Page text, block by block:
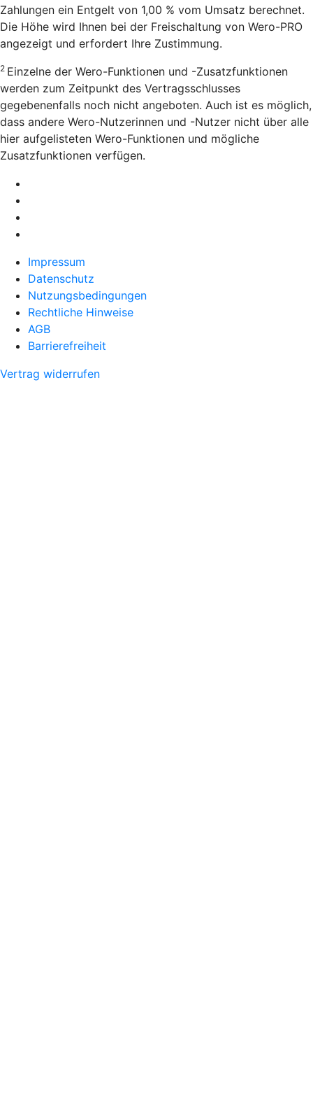
Zahlungen ein Entgelt von 1,00 % vom Umsatz berechnet.
Die Höhe wird Ihnen bei der Freischaltung von Wero-PRO
angezeigt und erfordert Ihre Zustimmung.
2 Einzelne der Wero-Funktionen und -Zusatzfunktionen
werden zum Zeitpunkt des Vertragsschlusses
gegebenenfalls noch nicht angeboten. Auch ist es möglich,
dass andere Wero-Nutzerinnen und -Nutzer nicht über alle
hier aufgelisteten Wero-Funktionen und mögliche
Zusatzfunktionen verfügen.
Impressum
Datenschutz
Nutzungsbedingungen
Rechtliche Hinweise
AGB
Barrierefreiheit
Vertrag widerrufen